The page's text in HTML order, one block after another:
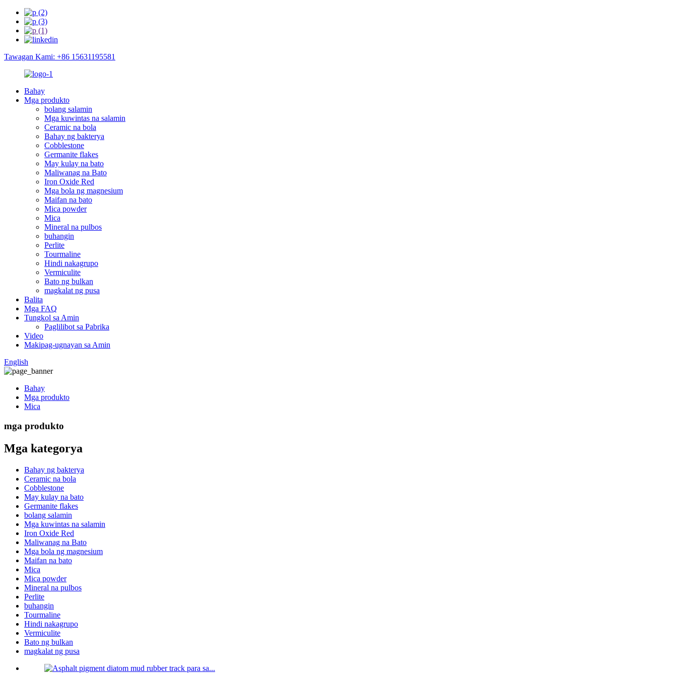
Tawagan Kami: +86 15631195581
Bahay
Mga produkto
bolang salamin
Mga kuwintas na salamin
Ceramic na bola
Bahay ng bakterya
Cobblestone
Germanite flakes
May kulay na bato
Maliwanag na Bato
Iron Oxide Red
Mga bola ng magnesium
Maifan na bato
Mica powder
Mica
Mineral na pulbos
buhangin
Perlite
Tourmaline
Hindi nakagrupo
Vermiculite
Bato ng bulkan
magkalat ng pusa
Balita
Mga FAQ
Tungkol sa Amin
Paglilibot sa Pabrika
Video
Makipag-ugnayan sa Amin
English
Bahay
Mga produkto
Mica
mga produkto
Mga kategorya
Bahay ng bakterya
Ceramic na bola
Cobblestone
May kulay na bato
Germanite flakes
bolang salamin
Mga kuwintas na salamin
Iron Oxide Red
Maliwanag na Bato
Mga bola ng magnesium
Maifan na bato
Mica
Mica powder
Mineral na pulbos
Perlite
buhangin
Tourmaline
Hindi nakagrupo
Vermiculite
Bato ng bulkan
magkalat ng pusa